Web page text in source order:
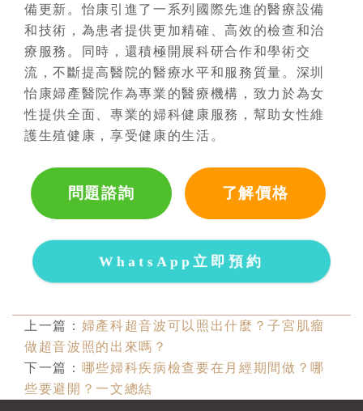
備更新。怡康引進了一系列國際先進的醫療設備
和技術，為患者提供更加精確、高效的檢查和治
療服務。同時，還積極開展科研合作和學術交
流，不斷提高醫院的醫療水平和服務質量。深圳
怡康婦產醫院作為專業的醫療機構，致力於為女
性提供全面、專業的婦科健康服務，幫助女性維
護生殖健康，享受健康的生活。
問題諮詢 了解價格
WhatsApp立即預約
上一篇： 婦產科超音波可以照出什麼？子宮肌瘤
做超音波照的出來嗎？
下一篇： 哪些婦科疾病檢查要在月經期間做？哪
些要避開？一文總結